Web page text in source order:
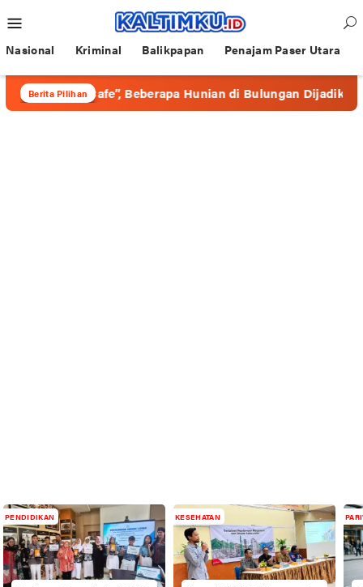
ke
kontenMobile
Nasional Kriminal Balikpapan Penajam Paser Utara
Berita Pilihan
“Cafe”, Beberapa Hunian di Bulungan Dijadikan
PENDIDIKAN KESEHATAN